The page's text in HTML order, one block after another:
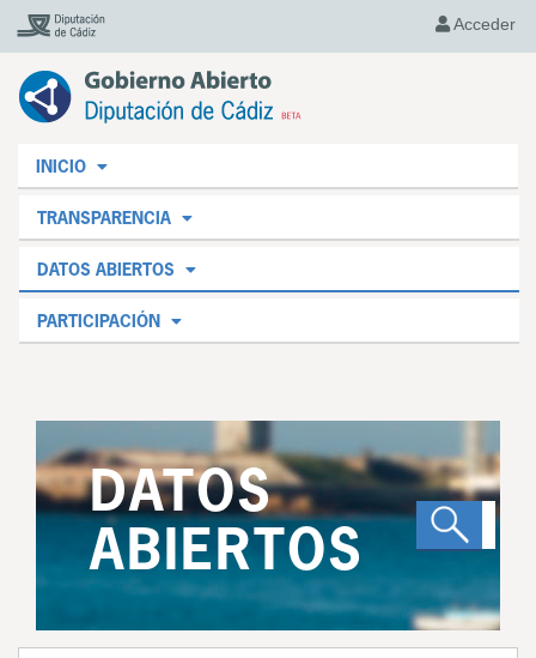
Acceder
INICIO
TRANSPARENCIA
DATOS ABIERTOS
PARTICIPACIÓN
DATOS
ABIERTOS